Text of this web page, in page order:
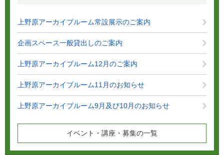
上野原アーカイブルーム常設展示のご案内
企画スペース一般貸出しのご案内
上野原アーカイブルーム12月のご案内
上野原アーカイブルーム11月のお知らせ
上野原アーカイブルーム9月及び10月のお知らせ
イベント・講座・募集の一覧